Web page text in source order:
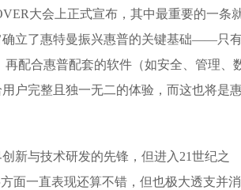
大会上正式宣布，其中最重要的一条
立了惠特曼振兴惠普的关键基础——只
配合惠普配套的软件（如安全、管理、
户完整且独一无二的体验，而这也将是
新与技术研发的先锋，但进入21世纪之
面一直表现还算不错，但也极大透支并消